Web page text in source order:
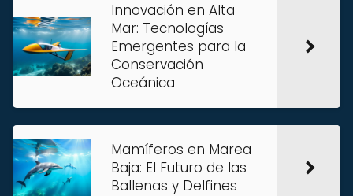
Innovación en Alta
Mar: Tecnologías
Emergentes para la
Conservación
Oceánica
Mamíferos en Marea
Baja: El Futuro de las
Ballenas y Delfines